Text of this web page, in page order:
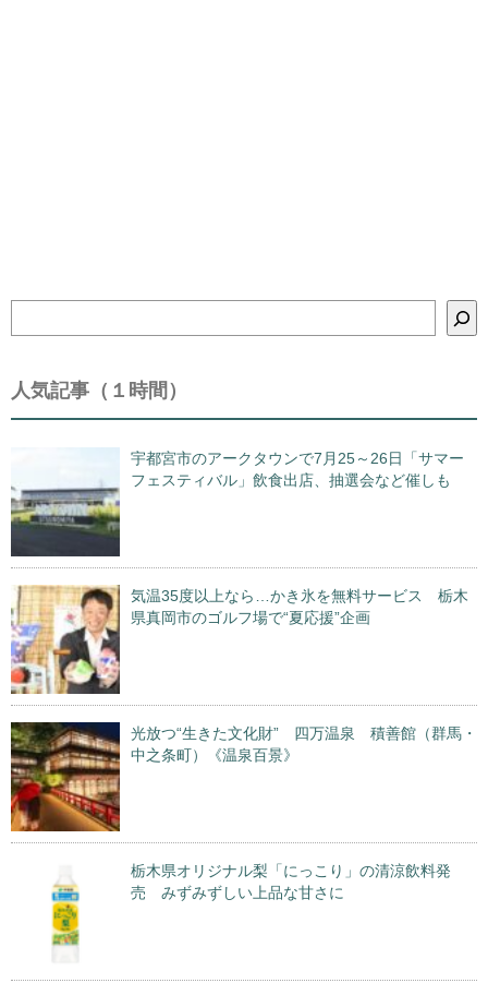
索
人気記事（１時間）
宇都宮市のアークタウンで7月25～26日「サマー
フェスティバル」飲食出店、抽選会など催しも
気温35度以上なら…かき氷を無料サービス 栃木
県真岡市のゴルフ場で“夏応援”企画
光放つ“生きた文化財” 四万温泉 積善館（群馬・
中之条町）《温泉百景》
栃木県オリジナル梨「にっこり」の清涼飲料発
売 みずみずしい上品な甘さに